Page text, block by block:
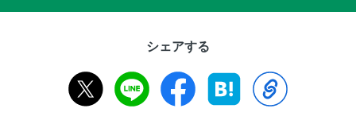
シェアする